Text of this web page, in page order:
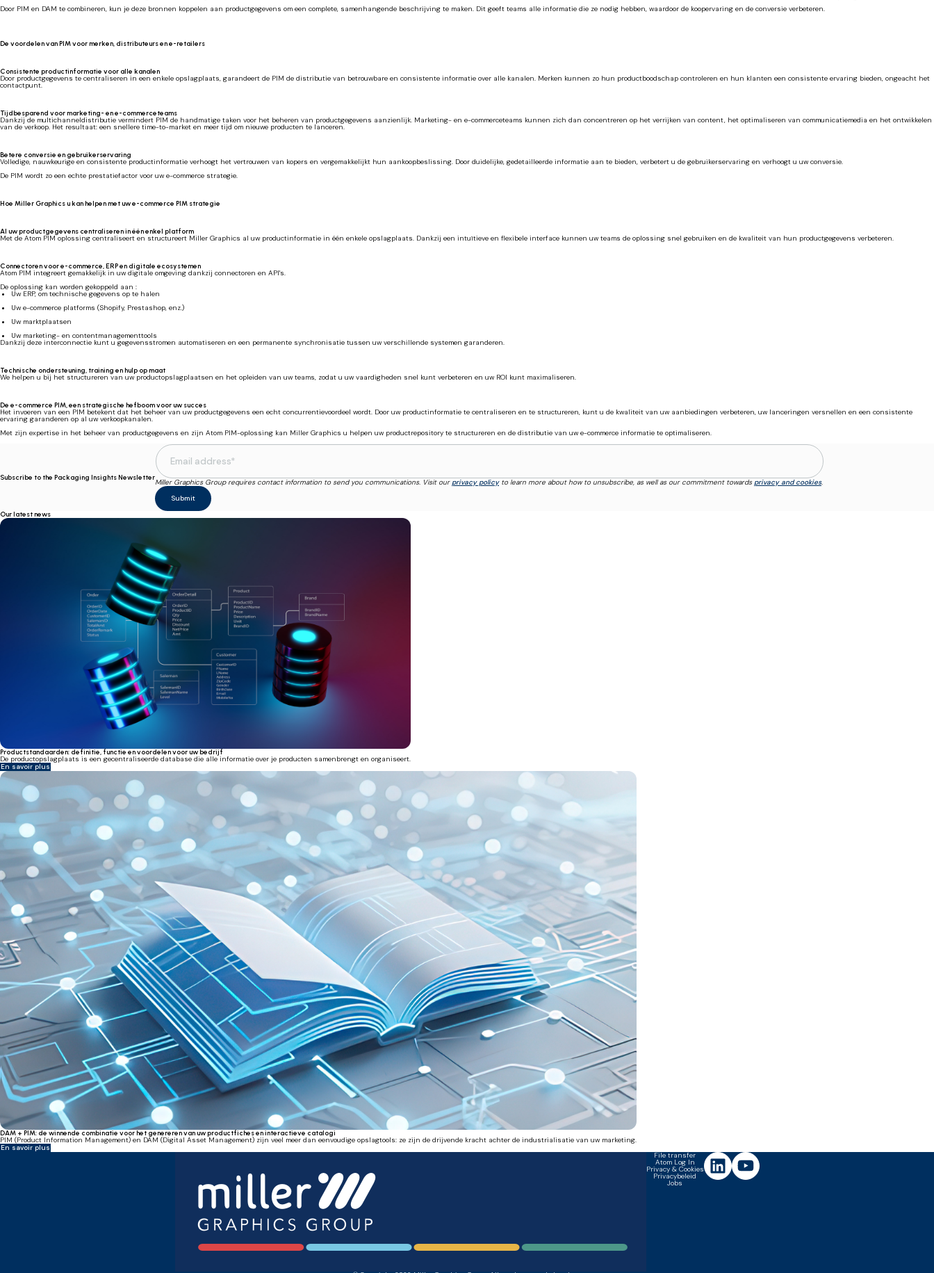
Door PIM en DAM te combineren, kun je deze bronnen koppelen aan productgegevens om een complete, samenhangende beschrijving te maken. Dit geeft teams alle informatie die ze nodig hebben, waardoor de koopervaring en de conversie verbeteren.
De voordelen van PIM voor merken, distributeurs en e-retailers
Consistente productinformatie voor alle kanalen
Door productgegevens te centraliseren in een enkele opslagplaats, garandeert de PIM de distributie van betrouwbare en consistente informatie over alle kanalen. Merken kunnen zo hun productboodschap controleren en hun klanten een consistente ervaring bieden, ongeacht het
contactpunt.
Tijdbesparend voor marketing- en e-commerceteams
Dankzij de multichanneldistributie vermindert PIM de handmatige taken voor het beheren van productgegevens aanzienlijk. Marketing- en e-commerceteams kunnen zich dan concentreren op het verrijken van content, het optimaliseren van communicatiemedia en het ontwikkelen
van de verkoop. Het resultaat: een snellere time-to-market en meer tijd om nieuwe producten te lanceren.
Betere conversie en gebruikerservaring
Volledige, nauwkeurige en consistente productinformatie verhoogt het vertrouwen van kopers en vergemakkelijkt hun aankoopbeslissing. Door duidelijke, gedetailleerde informatie aan te bieden, verbetert u de gebruikerservaring en verhoogt u uw conversie.
De PIM wordt zo een echte prestatiefactor voor uw e-commerce strategie.
Hoe Miller Graphics u kan helpen met uw e-commerce PIM strategie
Al uw productgegevens centraliseren in één enkel platform
Met de Atom PIM oplossing centraliseert en structureert Miller Graphics al uw productinformatie in één enkele opslagplaats. Dankzij een intuïtieve en flexibele interface kunnen uw teams de oplossing snel gebruiken en de kwaliteit van hun productgegevens verbeteren.
Connectoren voor e-commerce, ERP en digitale ecosystemen
Atom PIM integreert gemakkelijk in uw digitale omgeving dankzij connectoren en API's.
De oplossing kan worden gekoppeld aan :
Uw ERP, om technische gegevens op te halen
Uw e-commerce platforms (Shopify, Prestashop, enz.)
Uw marktplaatsen
Uw marketing- en contentmanagementtools
Dankzij deze interconnectie kunt u gegevensstromen automatiseren en een permanente synchronisatie tussen uw verschillende systemen garanderen.
Technische ondersteuning, training en hulp op maat
We helpen u bij het structureren van uw productopslagplaatsen en het opleiden van uw teams, zodat u uw vaardigheden snel kunt verbeteren en uw ROI kunt maximaliseren.
De e-commerce PIM, een strategische hefboom voor uw succes
Het invoeren van een PIM betekent dat het beheer van uw productgegevens een echt concurrentievoordeel wordt. Door uw productinformatie te centraliseren en te structureren, kunt u de kwaliteit van uw aanbiedingen verbeteren, uw lanceringen versnellen en een consistente
ervaring garanderen op al uw verkoopkanalen.
Met zijn expertise in het beheer van productgegevens en zijn Atom PIM-oplossing kan Miller Graphics u helpen uw productrepository te structureren en de distributie van uw e-commerce informatie te optimaliseren.
Subscribe to the Packaging Insights Newsletter
Miller Graphics Group requires contact information to send you communications. Visit ourprivacy policyto learn more about how to unsubscribe, as well as our commitment towards privacy and cookies.
Our latest news
Productstandaarden: definitie, functie en voordelen voor uw bedrijf
De productopslagplaats is een gecentraliseerde database die alle informatie over je producten samenbrengt en organiseert.
En savoir plus
DAM + PIM: de winnende combinatie voor het genereren van uw productfiches en interactieve catalogi
PIM (Product Information Management) en DAM (Digital Asset Management) zijn veel meer dan eenvoudige opslagtools: ze zijn de drijvende kracht achter de industrialisatie van uw marketing.
En savoir plus
File transfer
Atom Log In
Privacy & Cookies
Privacybeleid
Jobs